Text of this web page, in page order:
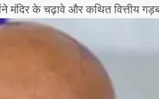
मंदिर के चढ़ावे और कथित वित्तीय